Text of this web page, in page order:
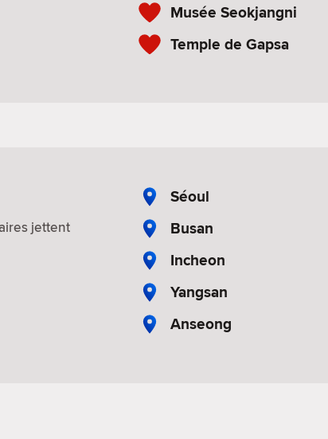
Musée Seokjangni
Temple de Gapsa
jettent
Séoul
Busan
Incheon
Yangsan
Anseong